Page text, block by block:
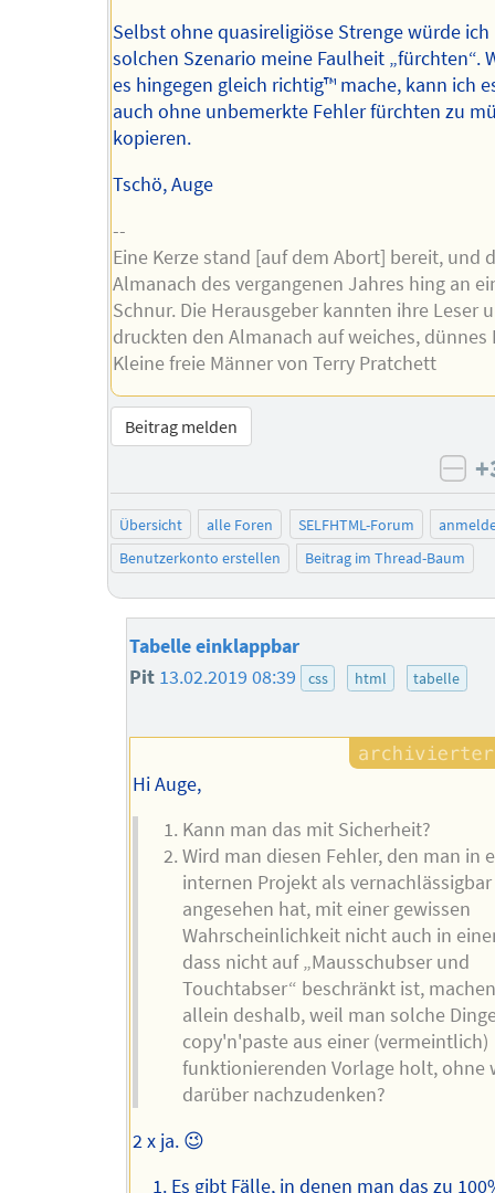
Selbst ohne quasireligiöse Strenge würde
solchen Szenario meine Faulheit „fürchten“.
es hingegen gleich richtig™️ mache, kann ich
auch ohne unbemerkte Fehler fürchten zu
kopieren.
Tschö, Auge
--
Eine Kerze stand [auf dem Abort] bereit, und
Almanach des vergangenen Jahres hing an
Schnur. Die Herausgeber kannten ihre Leser
druckten den Almanach auf weiches, dünnes
Kleine freie Männer von Terry Pratchett
Beitrag melden
Übersicht alle Foren SELFHTML-Forum
Benutzerkonto erstellen
Beitrag im Thread-Baum
Tabelle einklappbar
Pit 13.02.2019 08:39 css html tabelle
Hi Auge,
Kann man das mit Sicherheit?
Wird man diesen Fehler, den man in
internen Projekt als vernachlässigbar
angesehen hat, mit einer gewissen
Wahrscheinlichkeit nicht auch in
dass nicht auf „Mausschubser und
Touchtabser“ beschränkt ist,
allein deshalb, weil man solche
copy'n'paste aus einer (vermeintlich)
funktionierenden Vorlage holt, ohne
darüber nachzudenken?
2 x ja. 😉
Es gibt Fälle, in denen man das zu